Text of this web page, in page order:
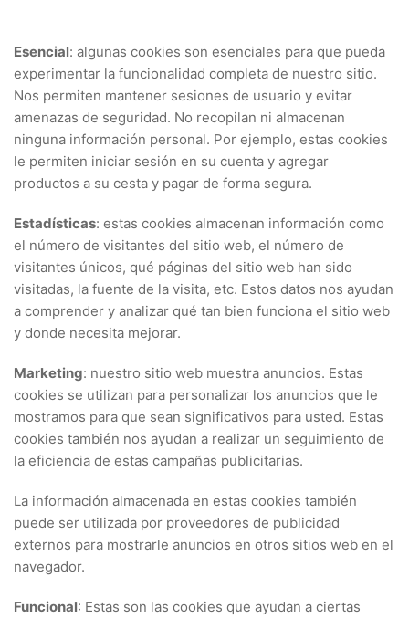
Esencial: algunas cookies son esenciales para que pueda
experimentar la funcionalidad completa de nuestro sitio.
Nos permiten mantener sesiones de usuario y evitar
amenazas de seguridad. No recopilan ni almacenan
ninguna información personal. Por ejemplo, estas cookies
le permiten iniciar sesión en su cuenta y agregar
productos a su cesta y pagar de forma segura.
Estadísticas: estas cookies almacenan información como
el número de visitantes del sitio web, el número de
visitantes únicos, qué páginas del sitio web han sido
visitadas, la fuente de la visita, etc. Estos datos nos ayudan
a comprender y analizar qué tan bien funciona el sitio web
y donde necesita mejorar.
Marketing: nuestro sitio web muestra anuncios. Estas
cookies se utilizan para personalizar los anuncios que le
mostramos para que sean significativos para usted. Estas
cookies también nos ayudan a realizar un seguimiento de
la eficiencia de estas campañas publicitarias.
La información almacenada en estas cookies también
puede ser utilizada por proveedores de publicidad
externos para mostrarle anuncios en otros sitios web en el
navegador.
Funcional: Estas son las cookies que ayudan a ciertas